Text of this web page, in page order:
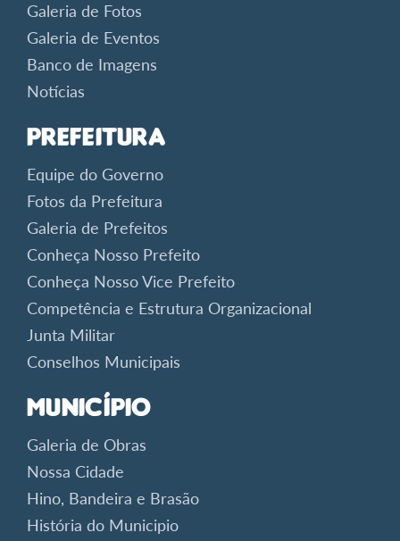
Galeria de Fotos
Galeria de Eventos
Banco de Imagens
Notícias
Prefeitura
Equipe do Governo
Fotos da Prefeitura
Galeria de Prefeitos
Conheça Nosso Prefeito
Conheça Nosso Vice Prefeito
Competência e Estrutura Organizacional
Junta Militar
Conselhos Municipais
Município
Galeria de Obras
Nossa Cidade
Hino, Bandeira e Brasão
História do Municipio